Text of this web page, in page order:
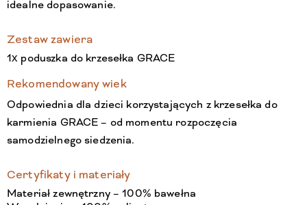
idealne dopasowanie.
Zestaw zawiera
1x poduszka do krzesełka GRACE
Rekomendowany wiek
Odpowiednia dla dzieci korzystających z krzesełka do
karmienia GRACE – od momentu rozpoczęcia
samodzielnego siedzenia.
Certyfikaty i materiały
Materiał zewnętrzny – 100% bawełna